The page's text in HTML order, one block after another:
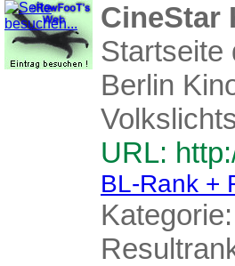
CineStar
Startseite
Berlin
URL:
BL-Rank +
Kategorie: